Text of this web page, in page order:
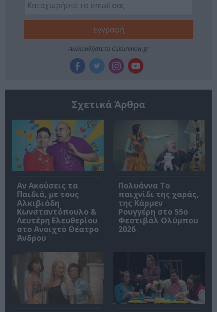
Ακολουθήστε το Culturenow.gr
Σχετικά Άρθρα
Αν Ακούσεις τα
Παιδιά, με τους
Αλκιβιάδη
Κωνσταντόπουλο &
Λευτέρη Ελευθερίου
στο Ανοιχτό Θέατρο
Άνδρου
Πολυάννα Το
παιχνίδι της χαράς,
της Κάρμεν
Ρουγγέρη στο 55ο
Φεστιβάλ Ολύμπου
2026